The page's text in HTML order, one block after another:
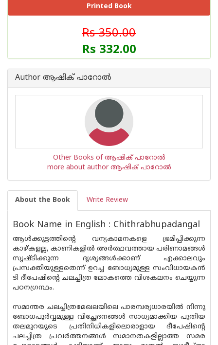
Printed Book
Rs 350.00
Rs 332.00
Author ആഷിക് പാറോൽ
Other Books of ആഷിക് പാറോൽ
more about author ആഷിക് പാറോൽ
About the Book Write Review
Book Name in English : Chithrabhupadangal
ആൾക്കൂട്ടത്തിൻ്റെ വന്യകാമനകളെ ഭ്രമിപ്പിക്കുന്ന
കാഴ്‌കളല്ല, കാണികളിൽ അർത്ഥവത്തായ പരിണാമങ്ങൾ
സൃഷ്ടിക്കുന്ന ദൃശ്യങ്ങൾക്കാണ് എക്കാലവും
പ്രസക്തിയുള്ളതെന്ന് ഉറച്ച ബോധ്യമുള്ള സംവിധായകൻ
ടി ദീപേഷിൻ്റെ ചലച്ചിത്ര ലോകത്തെ വിശകലനം ചെയ്യുന്ന
പഠനഗ്രന്ഥം.
സമാന്തര ചലച്ചിത്രമേഖലയിലെ പാരമ്പര്യധാരയിൽ നിന്നു
ബോധപൂർവ്വമുള്ള വിച്ഛേദനങ്ങൾ സാധ്യമാക്കിയ പുതിയ
തലമുറയുടെ പ്രതിനിധികളിലൊരാളായ ദീപേഷിന്റെ
ചലച്ചിത്ര പ്രവർത്തനങ്ങൾ സമാനതകളില്ലാത്ത സമര